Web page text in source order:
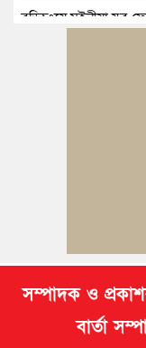
বুড়িচংয়ে মইনীয়া যুব
সম্পাদক ও
বার্তা